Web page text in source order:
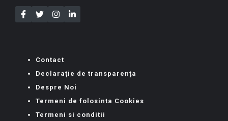
Contact
Declarație de transparența
Despre Noi
Termeni de folosinta Cookies
Termeni si conditii